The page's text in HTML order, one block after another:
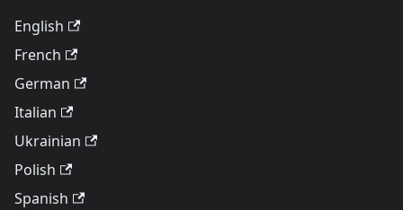
English
French
German
Italian
Ukrainian
Polish
Spanish